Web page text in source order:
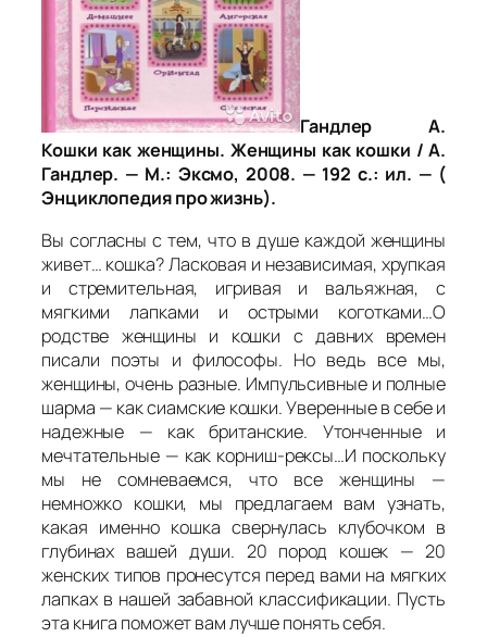
Гандлер А.
Кошки как женщины. Женщины как кошки / А.
Гандлер. — М.: Эксмо, 2008. — 192 с.: ил. — (
Энциклопедия про жизнь).
Вы согласны с тем, что в душе каждой женщины
живет… кошка? Ласковая и независимая, хрупкая
и стремительная, игривая и вальяжная, с
мягкими лапками и острыми коготками…О
родстве женщины и кошки с давних времен
писали поэты и философы. Но ведь все мы,
женщины, очень разные. Импульсивные и полные
шарма — как сиамские кошки. Уверенные в себе и
надежные — как британские. Утонченные и
мечтательные — как корниш-рексы…И поскольку
мы не сомневаемся, что все женщины —
немножко кошки, мы предлагаем вам узнать,
какая именно кошка свернулась клубочком в
глубинах вашей души. 20 пород кошек — 20
женских типов пронесутся перед вами на мягких
лапках в нашей забавной классификации. Пусть
эта книга поможет вам лучше понять себя.